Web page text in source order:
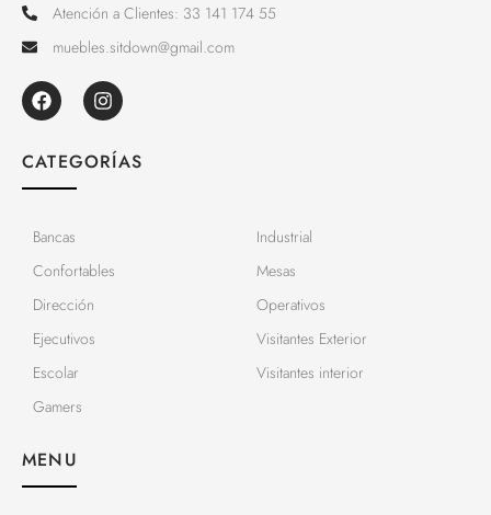
Atención a Clientes: 33 141 174 55
muebles.sitdown@gmail.com
CATEGORÍAS
Bancas
Confortables
Dirección
Ejecutivos
Escolar
Gamers
Industrial
Mesas
Operativos
Visitantes Exterior
Visitantes interior
MENU